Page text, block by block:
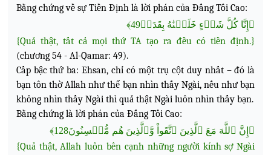
Bằng chứng về sự Tiền Định là lời phán của Đấng Tối Cao:
﴿إِنَّا كُلَّ شَيۡءٍ خَلَقۡنَٰهُ بِقَدَرٖ49﴾
{Quả thật, tất cả mọi thứ TA tạo ra đều có tiền định.}
(chương 54 - Al-Qamar: 49).
Cấp bậc thứ ba: Ehsan, chỉ có một trụ cột duy nhất – đó là
bạn tôn thờ Allah như thể bạn nhìn thấy Ngài, nếu như bạn
không nhìn thấy Ngài thì quả thật Ngài luôn nhìn thấy bạn.
Bằng chứng là lời phán của Đấng Tối Cao:
﴿إِنَّ ٱللَّهَ مَعَ ٱلَّذِينَ ٱتَّقَواْ وَّٱلَّذِينَ هُم مُّحۡسِنُونَ128﴾
{Quả thật, Allah luôn bên cạnh những người kính sợ Ngài